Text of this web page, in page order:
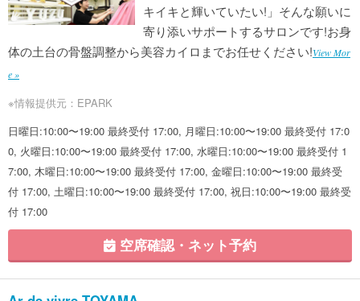
キイキと輝いていたい!」そんな願いに
寄り添いサポートするサロンです!お身
体の土台の骨盤調整から美容カイロまでお任せください!View Mor
e »
※情報提供元：EPARK
日曜日:10:00〜19:00 最終受付 17:00, 月曜日:10:00〜19:00 最終受付 17:0
0, 火曜日:10:00〜19:00 最終受付 17:00, 水曜日:10:00〜19:00 最終受付 1
7:00, 木曜日:10:00〜19:00 最終受付 17:00, 金曜日:10:00〜19:00 最終受
付 17:00, 土曜日:10:00〜19:00 最終受付 17:00, 祝日:10:00〜19:00 最終受
付 17:00
空席確認・ネット予約